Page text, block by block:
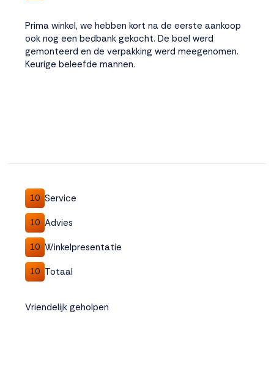
Prima winkel, we hebben kort na de eerste aankoop
ook nog een bedbank gekocht. De boel werd
gemonteerd en de verpakking werd meegenomen.
Keurige beleefde mannen.
10 Service
10 Advies
10 Winkelpresentatie
10 Totaal
Vriendelijk geholpen